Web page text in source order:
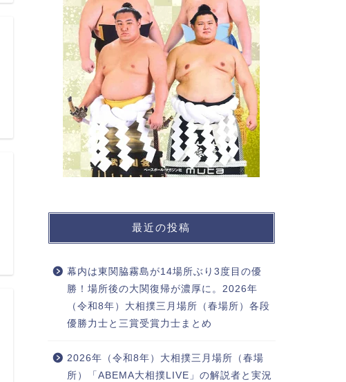
最近の投稿
幕内は東関脇霧島が14場所ぶり3度目の優
勝！場所後の大関復帰が濃厚に。2026年
（令和8年）大相撲三月場所（春場所）各段
優勝力士と三賞受賞力士まとめ
2026年（令和8年）大相撲三月場所（春場
所）「ABEMA大相撲LIVE」の解説者と実況